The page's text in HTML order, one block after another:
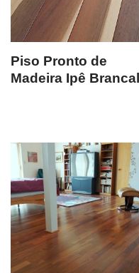
Piso Pronto de
Madeira Ipê Brancal